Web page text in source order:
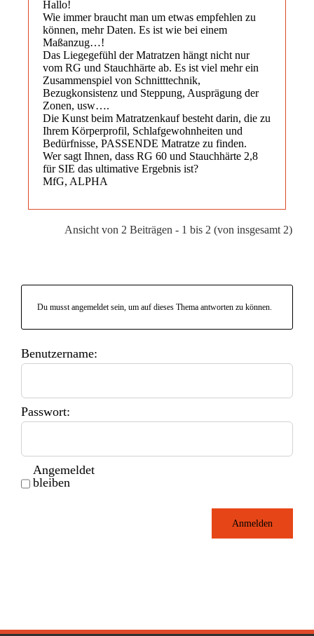
Hallo!
Wie immer braucht man um etwas empfehlen zu
können, mehr Daten. Es ist wie bei einem
Maßanzug…!
Das Liegegefühl der Matratzen hängt nicht nur
vom RG und Stauchhärte ab. Es ist viel mehr ein
Zusammenspiel von Schnitttechnik,
Bezugkonsistenz und Steppung, Ausprägung der
Zonen, usw….
Die Kunst beim Matratzenkauf besteht darin, die zu
Ihrem Körperprofil, Schlafgewohnheiten und
Bedürfnisse, PASSENDE Matratze zu finden.
Wer sagt Ihnen, dass RG 60 und Stauchhärte 2,8
für SIE das ultimative Ergebnis ist?
MfG, ALPHA
Ansicht von 2 Beiträgen - 1 bis 2 (von insgesamt 2)
Du musst angemeldet sein, um auf dieses Thema antworten zu können.
Benutzername:
Passwort:
Angemeldet
bleiben
Anmelden